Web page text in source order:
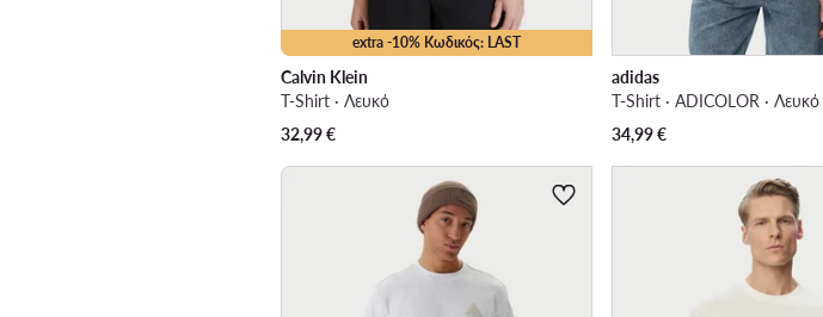
extra -10% Κωδικός: LAST
Calvin Klein
T-Shirt · Λευκό
32,99€
adidas
T-Shirt · ADICOLOR · Λευκό
34,99€